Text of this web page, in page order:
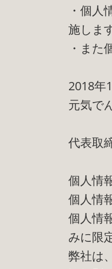
・個人
施しま
・また
2018年
元気で
代表取
個人情
個人情
個人情
みに限
弊社は